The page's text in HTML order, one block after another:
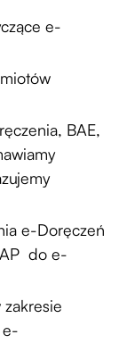
e-
BAE,
e-Doręczeń
do e-
e-